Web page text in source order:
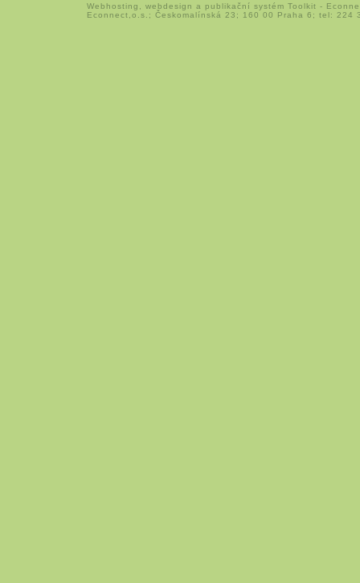
Webhosting webdesign a publikační systém Toolkit -
Econnect,o.s.; Českomalínská 23; 160 00 Praha 6; tel: 224